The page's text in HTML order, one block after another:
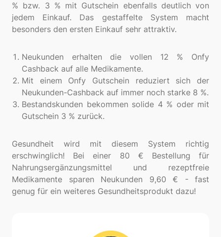
% bzw. 3 % mit Gutschein ebenfalls deutlich von
jedem Einkauf. Das gestaffelte System macht
besonders den ersten Einkauf sehr attraktiv.
Neukunden erhalten die vollen 12 % Onfy
Cashback auf alle Medikamente.
Mit einem Onfy Gutschein reduziert sich der
Neukunden-Cashback auf immer noch starke 8 %.
Bestandskunden bekommen solide 4 % oder mit
Gutschein 3 % zurück.
Gesundheit wird mit diesem System richtig
erschwinglich! Bei einer 80 € Bestellung für
Nahrungsergänzungsmittel und rezeptfreie
Medikamente sparen Neukunden 9,60 € - fast